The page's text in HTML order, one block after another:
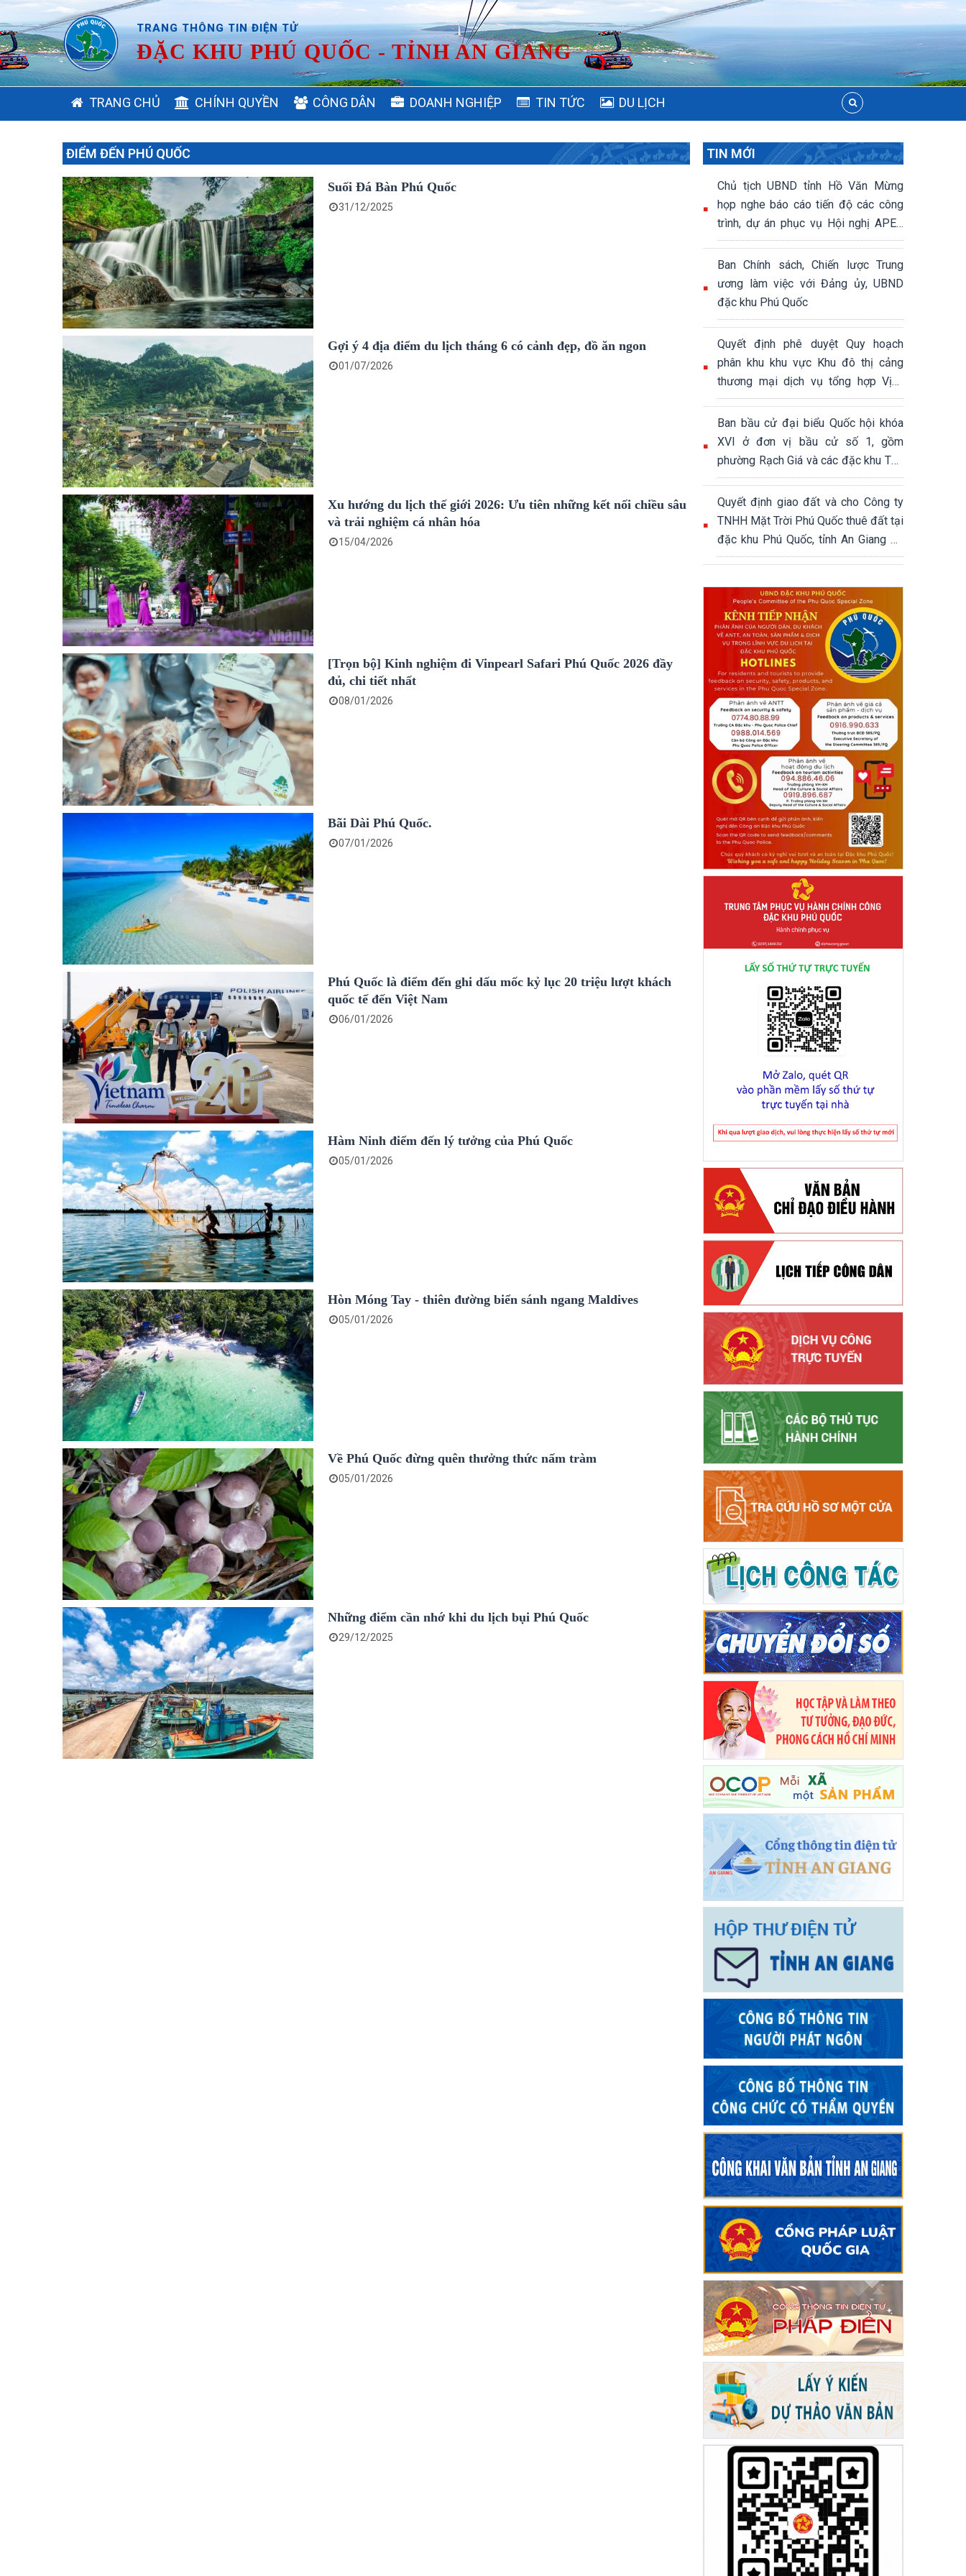
TRANG THÔNG TIN ĐIỆN TỬ
ĐẶC KHU PHÚ QUỐC - TỈNH AN GIANG
NAVIGATION
TRANG CHỦ CHÍNH QUYỀN CÔNG DÂN DOANH NGHIỆP TIN TỨC DU LỊCH
ĐIỂM ĐẾN PHÚ QUỐC
Suối Đá Bàn Phú Quốc
31/12/2025
Gợi ý 4 địa điểm du lịch tháng 6 có cảnh đẹp, đồ ăn ngon
01/07/2026
Xu hướng du lịch thế giới 2026: Ưu tiên những kết nối chiều sâu
và trải nghiệm cá nhân hóa
15/04/2026
[Trọn bộ] Kinh nghiệm đi Vinpearl Safari Phú Quốc 2026 đầy
đủ, chi tiết nhất
08/01/2026
Bãi Dài Phú Quốc.
07/01/2026
Phú Quốc là điểm đến ghi dấu mốc kỷ lục 20 triệu lượt khách
quốc tế đến Việt Nam
06/01/2026
Hàm Ninh điểm đến lý tưởng của Phú Quốc
05/01/2026
Hòn Móng Tay - thiên đường biển sánh ngang Maldives
05/01/2026
Về Phú Quốc đừng quên thưởng thức nấm tràm
05/01/2026
Những điểm cần nhớ khi du lịch bụi Phú Quốc
29/12/2025
TIN MỚI
Chủ tịch UBND tỉnh Hồ Văn Mừng
họp nghe báo cáo tiến độ các công
trình, dự án phục vụ Hội nghị APEC
2027
Ban Chính sách, Chiến lược Trung
ương làm việc với Đảng ủy, UBND
đặc khu Phú Quốc
Quyết định phê duyệt Quy hoạch
phân khu khu vực Khu đô thị cảng
thương mại dịch vụ tổng hợp Vịnh
Đầm, đặc khu Phú Quốc, tỉnh An
Giang, tỷ lệ 1/2000, quy mô khoảng
339,04 ha
Ban bầu cử đại biểu Quốc hội khóa
XVI ở đơn vị bầu cử số 1, gồm
phường Rạch Giá và các đặc khu Thổ
Châu, Phú Quốc
Quyết định giao đất và cho Công ty
TNHH Mặt Trời Phú Quốc thuê đất tại
đặc khu Phú Quốc, tỉnh An Giang để
thực hiện Dự án Khu đô thị hỗn hợp